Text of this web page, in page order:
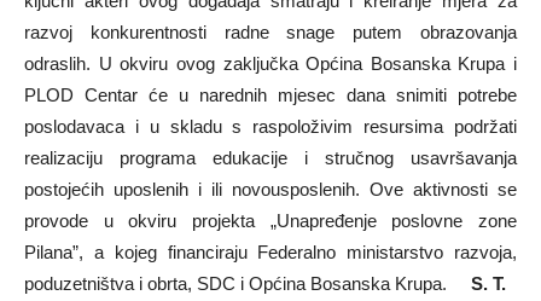
razvoj konkurentnosti radne snage putem obrazovanja
odraslih. U okviru ovog zaključka Općina Bosanska Krupa i
PLOD Centar će u narednih mjesec dana snimiti potrebe
poslodavaca i u skladu s raspoloživim resursima podržati
realizaciju programa edukacije i stručnog usavršavanja
postojećih uposlenih i ili novousposlenih. Ove aktivnosti se
provode u okviru projekta „Unapređenje poslovne zone
Pilana”, a kojeg financiraju Federalno ministarstvo razvoja,
poduzetništva i obrta, SDC i Općina Bosanska Krupa. S. T.